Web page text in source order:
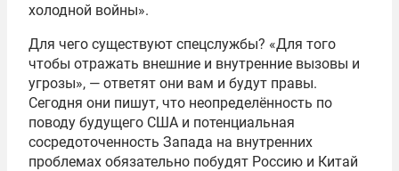
холодной войны».
Для чего существуют спецслужбы? «Для того
чтобы отражать внешние и внутренние вызовы и
угрозы», — ответят они вам и будут правы.
Сегодня они пишут, что неопределённость по
поводу будущего США и потенциальная
сосредоточенность Запада на внутренних
проблемах обязательно побудят Россию и Китай